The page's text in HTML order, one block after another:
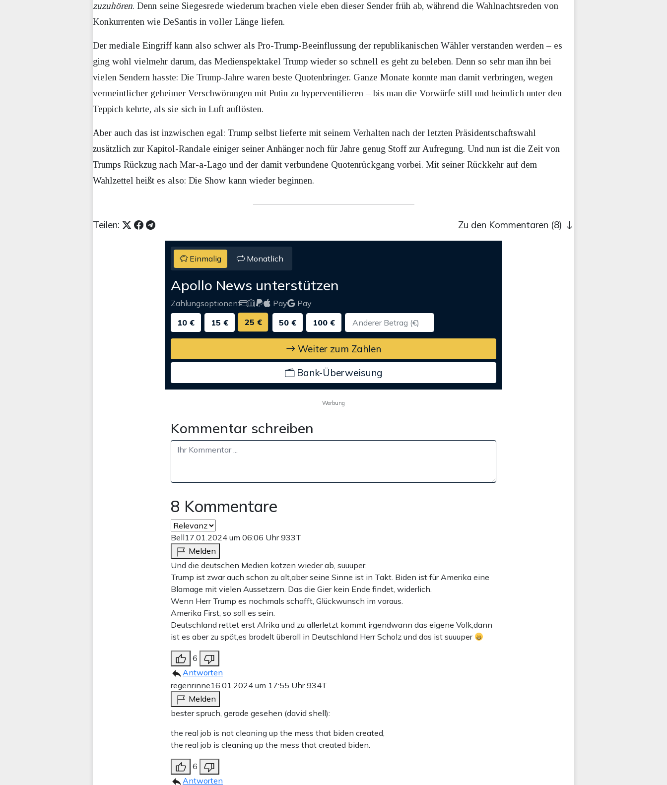
zuzuhören. Denn seine Siegesrede wiederum brachen viele eben dieser Sender früh ab, während die Wahlnachtsreden von
Konkurrenten wie DeSantis in voller Länge liefen.
Der mediale Eingriff kann also schwer als Pro-Trump-Beeinflussung der republikanischen Wähler verstanden werden – es
ging wohl vielmehr darum, das Medienspektakel Trump wieder so schnell es geht zu beleben. Denn so sehr man ihn bei
vielen Sendern hasste: Die Trump-Jahre waren beste Quotenbringer. Ganze Monate konnte man damit verbringen, wegen
vermeintlicher geheimer Verschwörungen mit Putin zu hyperventilieren – bis man die Vorwürfe still und heimlich unter den
Teppich kehrte, als sie sich in Luft auflösten.
Aber auch das ist inzwischen egal: Trump selbst lieferte mit seinem Verhalten nach der letzten Präsidentschaftswahl
zusätzlich zur Kapitol-Randale einiger seiner Anhänger noch für Jahre genug Stoff zur Aufregung. Und nun ist die Zeit von
Trumps Rückzug nach Mar-a-Lago und der damit verbundene Quotenrückgang vorbei. Mit seiner Rückkehr auf dem
Wahlzettel heißt es also: Die Show kann wieder beginnen.
Teilen: Zu den Kommentaren (8)
Einmalig Monatlich
Apollo News unterstützen
Zahlungsoptionen: Pay
Pay
10 €
15 € 25 € 50 € 100 €
Weiter zum Zahlen
Bank-Überweisung
Werbung
Kommentar schreiben
8 Kommentare
Bell17.01.2024 um 06:06 Uhr933T
Melden
Und die deutschen Medien kotzen wieder ab, suuuper.
Trump ist zwar auch schon zu alt,aber seine Sinne ist in Takt. Biden ist für Amerika eine
Blamage mit vielen Aussetzern. Das die Gier kein Ende findet, widerlich.
Wenn Herr Trump es nochmals schafft, Glückwunsch im voraus.
Amerika First, so soll es sein.
Deutschland rettet erst Afrika und zu allerletzt kommt irgendwann das eigene Volk,dann
ist es aber zu spät,es brodelt überall in Deutschland Herr Scholz und das ist suuuper
6
Antworten
regenrinne16.01.2024 um 17:55 Uhr934T
Melden
bester spruch, gerade gesehen (david shell):
the real job is not cleaning up the mess that biden created,
the real job is cleaning up the mess that created biden.
6
Antworten